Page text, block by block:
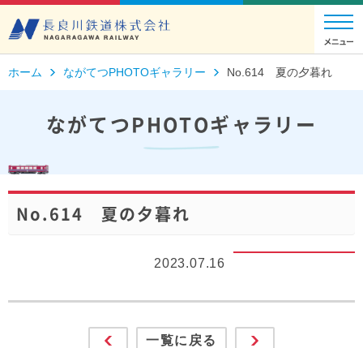
ホーム ながてつPHOTOギャラリー No.614 夏の夕暮れ
ながてつPHOTOギャラリー
No.614 夏の夕暮れ
2023.07.16
一覧に戻る